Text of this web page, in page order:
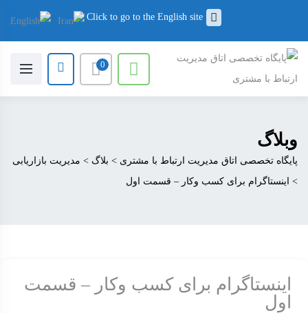
Click to go to the English site
0
وبلاگ
پایگاه تخصصی اتاق مدیریت ارتباط با مشتری > بلاگ > مدیریت بازاریابی
> اینستاگرام برای کسب وکار – قسمت اول
اینستاگرام برای کسب وکار – قسمت
اول